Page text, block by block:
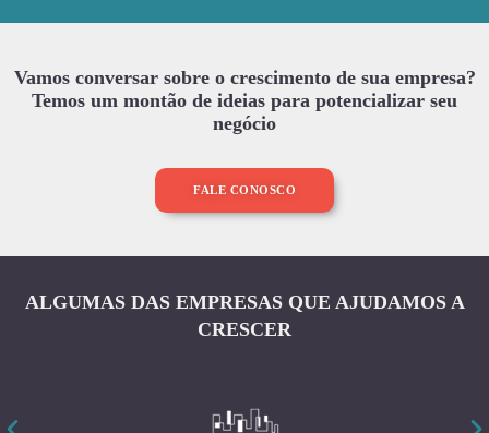
Vamos conversar sobre o crescimento de sua empresa?
Temos um montão de ideias para potencializar seu
negócio
FALE CONOSCO
ALGUMAS DAS EMPRESAS QUE AJUDAMOS A
CRESCER